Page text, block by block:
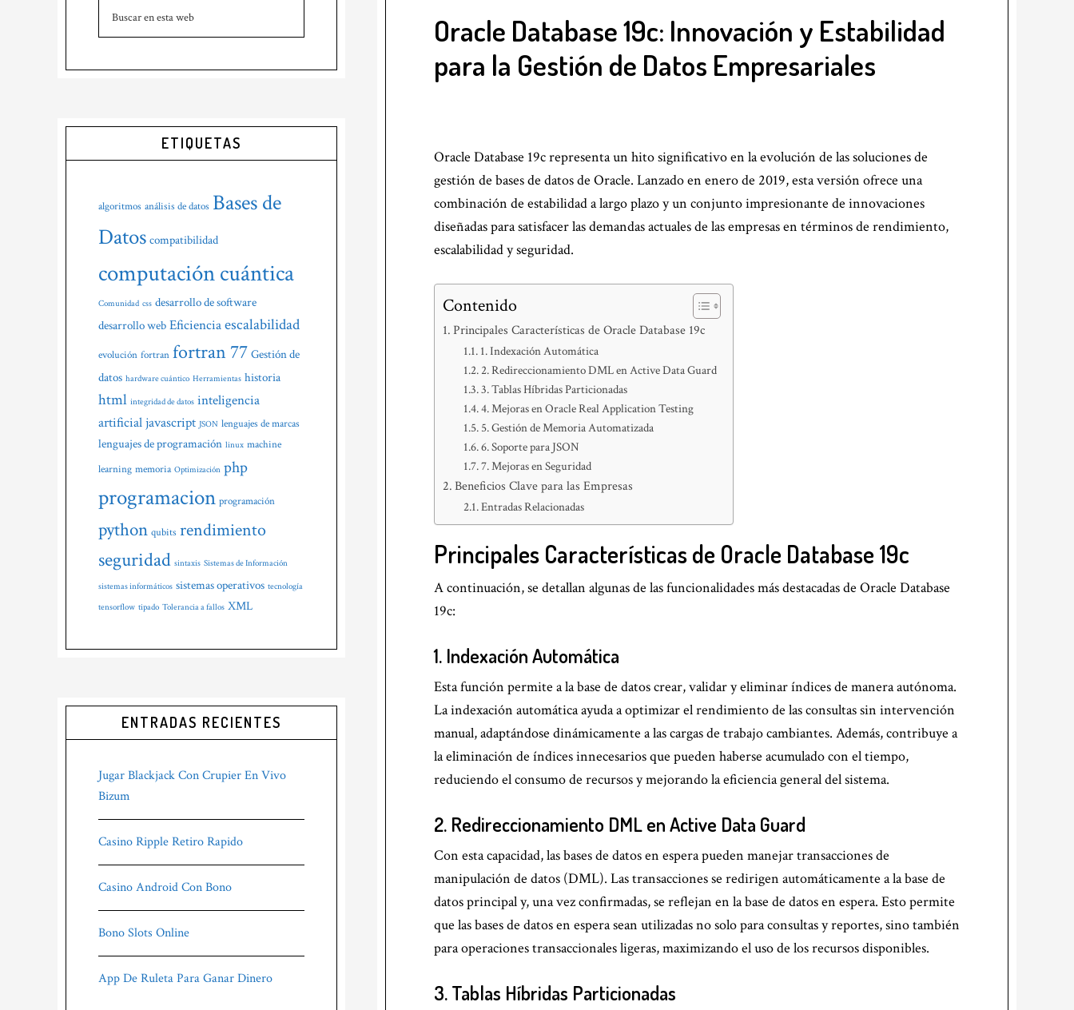
Oracle Database 19c: Innovación y Estabilidad
para la Gestión de Datos Empresariales
Oracle Database 19c representa un hito significativo en la evolución de las soluciones de
gestión de bases de datos de Oracle. Lanzado en enero de 2019, esta versión ofrece una
combinación de estabilidad a largo plazo y un conjunto impresionante de innovaciones
diseñadas para satisfacer las demandas actuales de las empresas en términos de rendimiento,
escalabilidad y seguridad.
Contenido
Principales Características de Oracle Database 19c
1. Indexación Automática
2. Redireccionamiento DML en Active Data Guard
3. Tablas Híbridas Particionadas
4. Mejoras en Oracle Real Application Testing
5. Gestión de Memoria Automatizada
6. Soporte para JSON
7. Mejoras en Seguridad
Beneficios Clave para las Empresas
Entradas Relacionadas
Principales Características de Oracle Database 19c
A continuación, se detallan algunas de las funcionalidades más destacadas de Oracle Database
19c:
1. Indexación Automática
Esta función permite a la base de datos crear, validar y eliminar índices de manera autónoma.
La indexación automática ayuda a optimizar el rendimiento de las consultas sin intervención
manual, adaptándose dinámicamente a las cargas de trabajo cambiantes. Además, contribuye a
la eliminación de índices innecesarios que pueden haberse acumulado con el tiempo,
reduciendo el consumo de recursos y mejorando la eficiencia general del sistema.
2. Redireccionamiento DML en Active Data Guard
Con esta capacidad, las bases de datos en espera pueden manejar transacciones de
manipulación de datos (DML). Las transacciones se redirigen automáticamente a la base de
datos principal y, una vez confirmadas, se reflejan en la base de datos en espera. Esto permite
que las bases de datos en espera sean utilizadas no solo para consultas y reportes, sino también
para operaciones transaccionales ligeras, maximizando el uso de los recursos disponibles.
3.Tablas Híbridas Particionadas
principal
web
ETIQUETAS
algoritmos análisis de datos Bases de
Datos compatibilidad
computación cuántica
Comunidad css desarrollo de software
desarrollo web Eficienciaescalabilidad
evolución fortran fortran 77 Gestión de
datos hardware cuántico Herramientas historia
html integridad de datos inteligencia
artificialjavascript JSON lenguajes de marcas
lenguajes de programación linux machine
learning memoria Optimización php
programacion programación
python qubits rendimiento
seguridad sintaxis Sistemas de Información
sistemas informáticos sistemas operativos tecnología
tensorflow tipado Tolerancia a fallos XML
ENTRADAS RECIENTES
Jugar Blackjack Con Crupier En Vivo
Bizum
Casino Ripple Retiro Rapido
Casino Android Con Bono
Bono Slots Online
App De Ruleta Para Ganar Dinero